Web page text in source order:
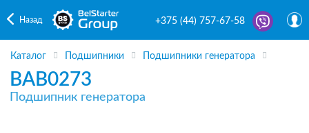
Назад +375 (44) 757-67-58
Каталог Подшипники Подшипники генератора
BAB0273
Подшипник генератора